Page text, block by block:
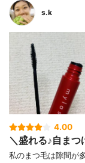
s.k
4.00
＼盛れる♪自まつ
私のまつ毛は隙間が